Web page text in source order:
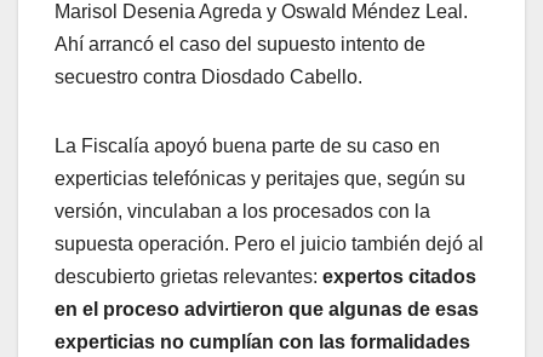
Marisol Desenia Agreda y Oswald Méndez Leal.
Ahí arrancó el caso del supuesto intento de
secuestro contra Diosdado Cabello.
La Fiscalía apoyó buena parte de su caso en
experticias telefónicas y peritajes que, según su
versión, vinculaban a los procesados con la
supuesta operación. Pero el juicio también dejó al
descubierto grietas relevantes: expertos citados
en el proceso advirtieron que algunas de esas
experticias no cumplían con las formalidades